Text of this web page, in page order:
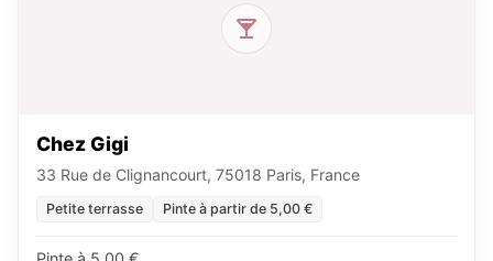
Chez Gigi
33 Rue de Clignancourt, 75018 Paris, France
Petite terrasse Pinte à partir de 5,00 €